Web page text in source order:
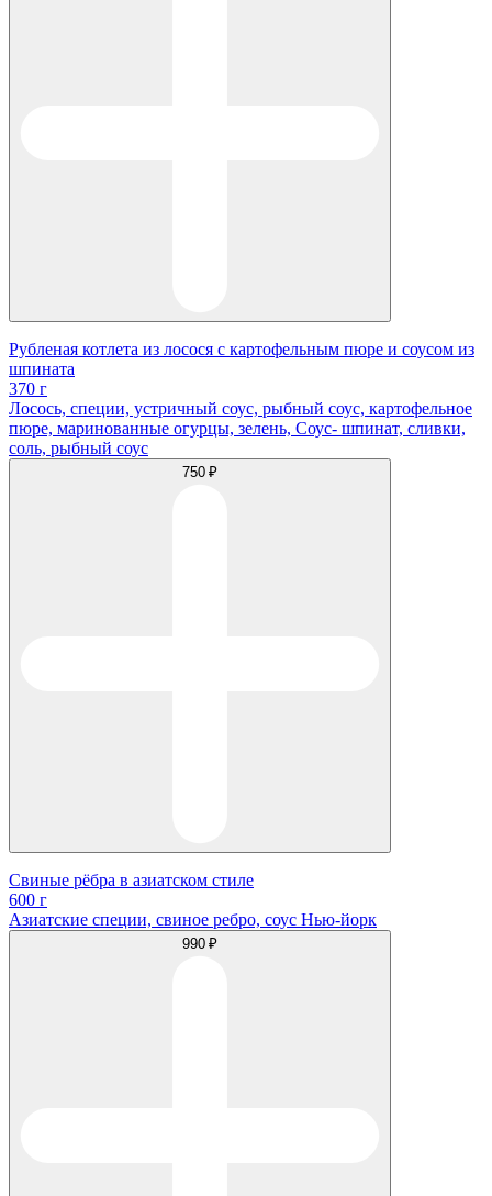
Рубленая котлета из лосося с картофельным пюре и соусом из
шпината
370 г
Лосось, специи, устричный соус, рыбный соус, картофельное
пюре, маринованные огурцы, зелень, Соус- шпинат, сливки,
соль, рыбный соус
750 ₽
Свиные рёбра в азиатском стиле
600 г
Азиатские специи, свиное ребро, соус Нью-йорк
990 ₽